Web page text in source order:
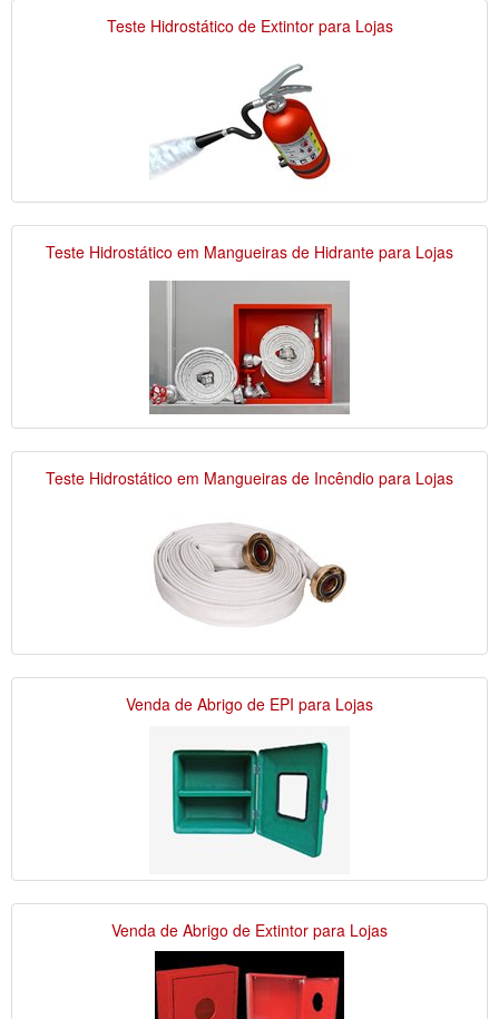
Teste Hidrostático de Extintor para Lojas
Teste Hidrostático em Mangueiras de Hidrante para Lojas
Teste Hidrostático em Mangueiras de Incêndio para Lojas
Venda de Abrigo de EPI para Lojas
Venda de Abrigo de Extintor para Lojas